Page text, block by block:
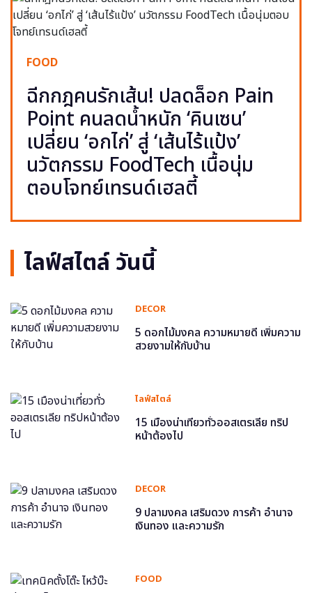
FOOD
ฉีกกฎคนรักเส้น! ปลดล็อก Pain
Point คนลดน้ำหนัก ‘คินเซน’
เปลี่ยน ‘อกไก่’ สู่ ‘เส้นไร้แป้ง’
นวัตกรรม FoodTech เนื้อนุ่ม
ตอบโจทย์เทรนด์เฮลตี้
ไลฟ์สไตล์ วันนี้
DECOR
5 ดอกไม้มงคล ความหมายดี เพิ่มความ
สวยงามให้กับบ้าน
ไลฟ์สไตล์
15 เมืองน่าเที่ยวทั่วออสเตรเลีย ทริป
หน้าต้องไป
DECOR
9 ปลามงคล เสริมดวง การค้า อำนาจ
เงินทอง และความรัก
FOOD